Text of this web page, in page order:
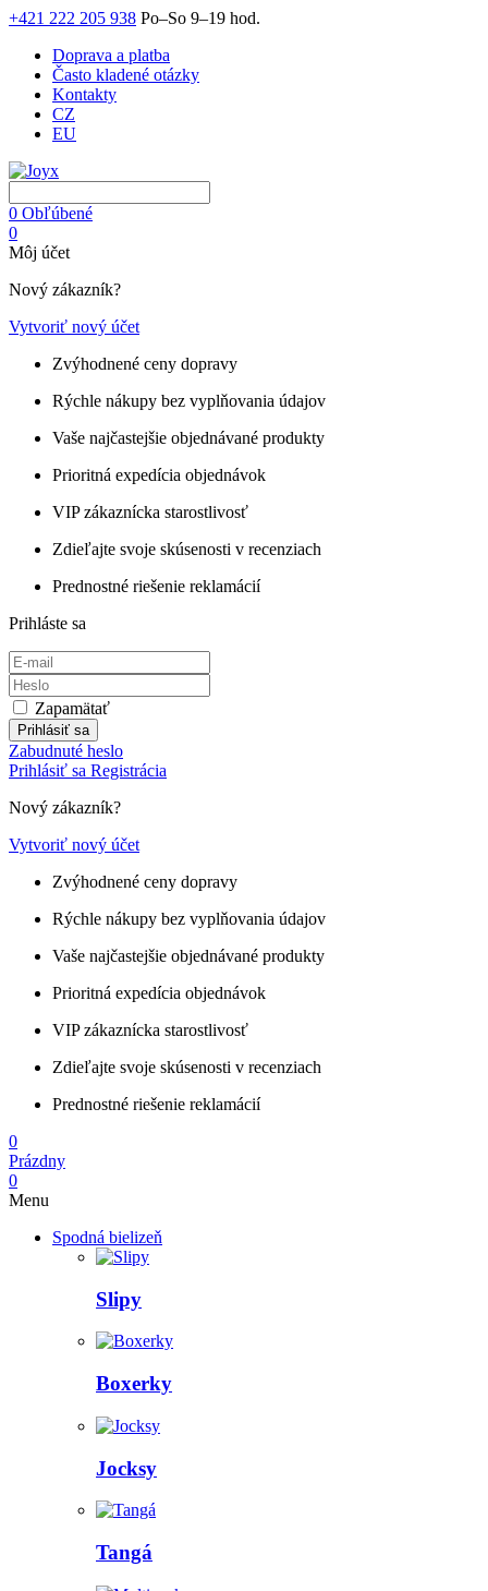
+421 222 205 938 Po–So 9–19 hod.
Doprava a platba
Často kladené otázky
Kontakty
CZ
EU
0 Obľúbené
0
Môj účet
Nový zákazník?
Vytvoriť nový účet
Zvýhodnené ceny dopravy
Rýchle nákupy bez vyplňovania údajov
Vaše najčastejšie objednávané produkty
Prioritná expedícia objednávok
VIP zákaznícka starostlivosť
Zdieľajte svoje skúsenosti v recenziach
Prednostné riešenie reklamácií
Prihláste sa
Zapamätať
Prihlásiť sa
Zabudnuté heslo
Prihlásiť sa Registrácia
Nový zákazník?
Vytvoriť nový účet
Zvýhodnené ceny dopravy
Rýchle nákupy bez vyplňovania údajov
Vaše najčastejšie objednávané produkty
Prioritná expedícia objednávok
VIP zákaznícka starostlivosť
Zdieľajte svoje skúsenosti v recenziach
Prednostné riešenie reklamácií
0
Prázdny
0
Menu
Spodná bielizeň
Slipy
Boxerky
Jocksy
Tangá